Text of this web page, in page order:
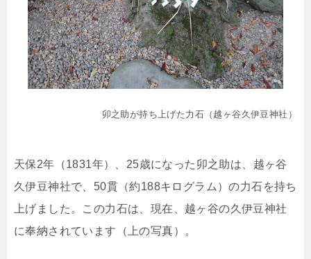
卯之助が持ち上げた力石（越ヶ谷久伊豆神社）
天保2年（1831年）、25歳になった卯之助は、越ヶ谷
久伊豆神社で、50貫（約188キログラム）の力石を持ち
上げました。この力石は、現在、越ヶ谷の久伊豆神社
に奉納されています（上の写真）。